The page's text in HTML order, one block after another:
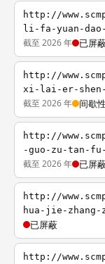
http://
li-fa-yuan-dao-
截至 2026 年 已屏
http://
xi-lai-er-shen-
截至 2026 年 间歇性
http://
-guo-zu-tan-
截至 2026 年 已屏
http://
hua-jie-
已屏蔽
http://